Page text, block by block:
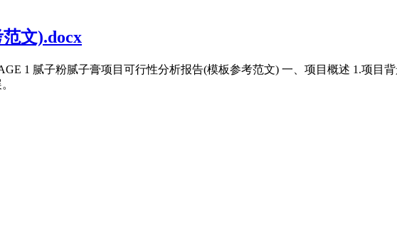
文).docx
1 腻子粉腻子膏项目可行性分析报告(模板参考范文) 一、项目概述 1.项目